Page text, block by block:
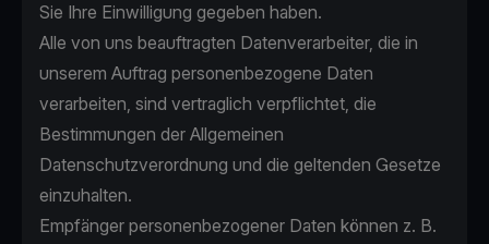
Sie Ihre Einwilligung gegeben haben.
Alle von uns beauftragten Datenverarbeiter, die in
unserem Auftrag personenbezogene Daten
verarbeiten, sind vertraglich verpflichtet, die
Bestimmungen der Allgemeinen
Datenschutzverordnung und die geltenden Gesetze
einzuhalten.
Empfänger personenbezogener Daten können z. B.